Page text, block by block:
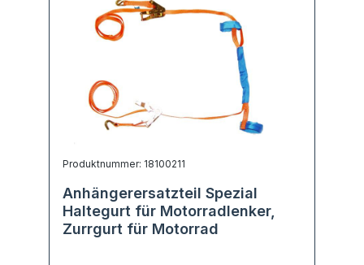
Produktnummer: 18100211
Anhängerersatzteil Spezial
Haltegurt für Motorradlenker,
Zurrgurt für Motorrad